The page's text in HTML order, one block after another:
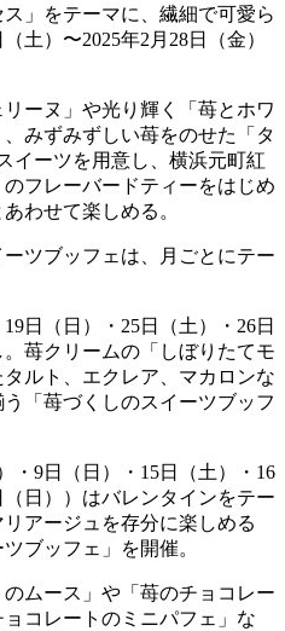
」をテーマに、繊細で可愛ら
土）〜2025年2月28日（金）
ーヌ」や光り輝く「苺とホワ
みずみずしい苺をのせた「タ
イーツを用意し、横浜元町紅
フレーバードティーをはじめ
わせて楽しめる。
ツブッフェは、月ごとにテー
日（日）・25日（土）・26日
。苺クリームの「しぼりたてモ
ルト、エクレア、マカロンな
「苺づくしのスイーツブッフ
・9日（日）・15日（土）・16
日））はバレンタインをテー
アージュを存分に楽しめる
ブッフェ」を開催。
のムース」や「苺のチョコレー
コレートのミニパフェ」な